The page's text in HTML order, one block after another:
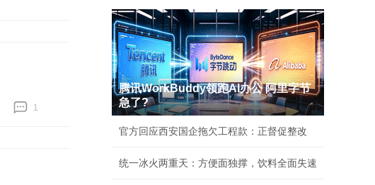
1
腾讯WorkBuddy领跑AI办公 阿里字节
急了?
官方回应西安国企拖欠工程款：正督促整改
统一冰火两重天：方便面独撑，饮料全面失速